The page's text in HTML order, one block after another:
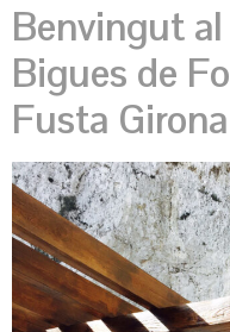
Benvingut
Bigues de
Fusta Girona